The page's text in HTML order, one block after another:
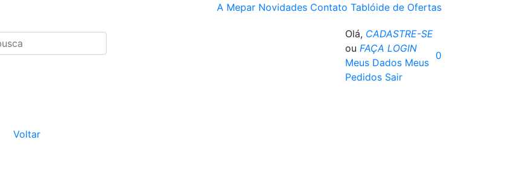
A Mepar Novidades Contato Tablóide de Ofertas
Olá, CADASTRE-SE
ou FAÇA LOGIN
Meus Dados Meus
Pedidos Sair
0
Voltar